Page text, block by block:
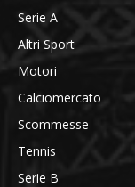
Serie A
Altri Sport
Motori
Calciomercato
Scommesse
Tennis
Serie B